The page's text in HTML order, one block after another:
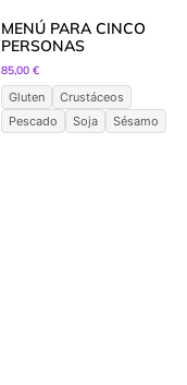
MENÚ PARA CINCO
PERSONAS
85,00 €
Gluten
Crustáceos
Pescado
Soja Sésamo